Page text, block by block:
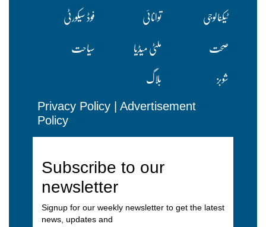
ٹیکنالوجی
توانائی
فوڈ سیکورٹی
صحت
ملٹی میڈیا
سیاحت
شوبز
بلاگ
Privacy Policy | Advertisement
Policy
Subscribe to our
newsletter
Signup for our weekly newsletter to get the latest
news, updates and